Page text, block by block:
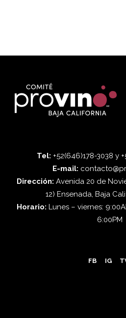
Tel: +52(646)178-3038 y
E-mail:
Dirección: Avenida 20 de
12) Ensenada, Baja
Horario: Lunes – viernes:
6:00PM
FB IG